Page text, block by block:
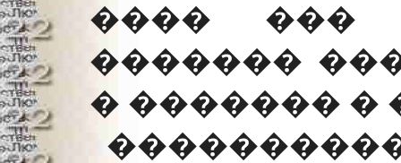
���� ���
�������
� ������� �